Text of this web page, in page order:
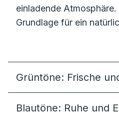
einladende
Grundlage für ein
Grüntöne: Frische
Blautöne: Ruhe und